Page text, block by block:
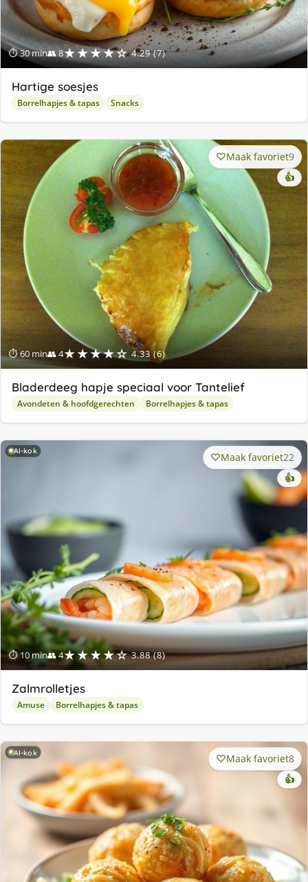
⏱ 30 min👥 8★★★★☆ 4.29 (7)
Hartige soesjes
Borrelhapjes & tapas Snacks
⏱ 60 min👥 4★★★★☆ 4.33 (6)
Maak favoriet9
👍
Bladerdeeg hapje speciaal voor Tantelief
Avondeten & hoofdgerechten Borrelhapjes & tapas
AI-kok
⏱ 10 min👥 4★★★★☆ 3.88 (8)
Maak favoriet22
👍
Zalmrolletjes
Amuse Borrelhapjes & tapas
AI-kok Maak favoriet8
👍